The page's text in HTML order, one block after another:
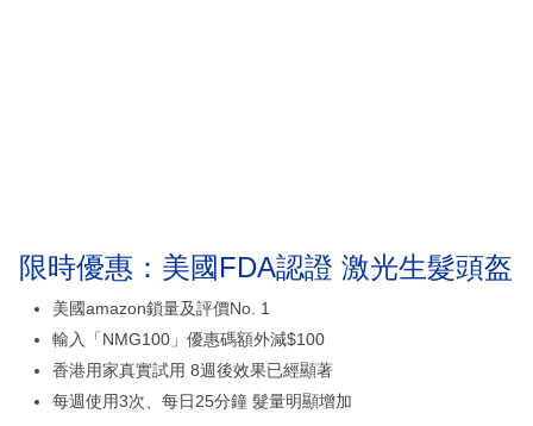
限時優惠：美國FDA認證 激光生髮頭盔
美國amazon鎖量及評價No. 1
輸入「NMG100」優惠碼額外減$100
香港用家真實試用 8週後效果已經顯著
每週使用3次、每日25分鐘 髮量明顯增加